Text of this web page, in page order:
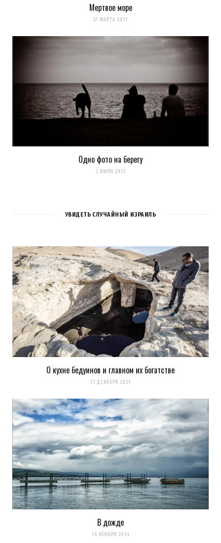
Мертвое море
27 МАРТА 2011
Одно фото на берегу
2 ИЮЛЯ 2011
УВИДЕТЬ СЛУЧАЙНЫЙ ИЗРАИЛЬ
О кухне бедуинов и главном их богатстве
13 ДЕКАБРЯ 2021
В дожде
16 НОЯБРЯ 2014